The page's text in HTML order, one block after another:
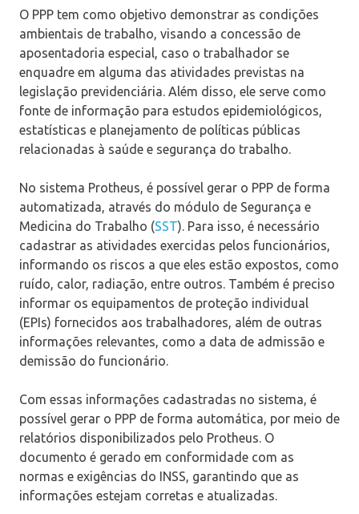
O PPP tem como objetivo demonstrar as condições
ambientais de trabalho, visando a concessão de
aposentadoria especial, caso o trabalhador se
enquadre em alguma das atividades previstas na
legislação previdenciária. Além disso, ele serve como
fonte de informação para estudos epidemiológicos,
estatísticas e planejamento de políticas públicas
relacionadas à saúde e segurança do trabalho.
No sistema Protheus, é possível gerar o PPP de forma
automatizada, através do módulo de Segurança e
Medicina do Trabalho (SST). Para isso, é necessário
cadastrar as atividades exercidas pelos funcionários,
informando os riscos a que eles estão expostos, como
ruído, calor, radiação, entre outros. Também é preciso
informar os equipamentos de proteção individual
(EPIs) fornecidos aos trabalhadores, além de outras
informações relevantes, como a data de admissão e
demissão do funcionário.
Com essas informações cadastradas no sistema, é
possível gerar o PPP de forma automática, por meio de
relatórios disponibilizados pelo Protheus. O
documento é gerado em conformidade com as
normas e exigências do INSS, garantindo que as
informações estejam corretas e atualizadas.